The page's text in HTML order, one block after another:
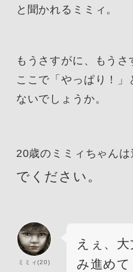
と聞かれるミミィ。
もうさすがに、もう
ここで「やっぱり！
ないでしょうか。
20歳のミミィちゃんは
でください。
ミミィ(20)
えぇ、
み進め